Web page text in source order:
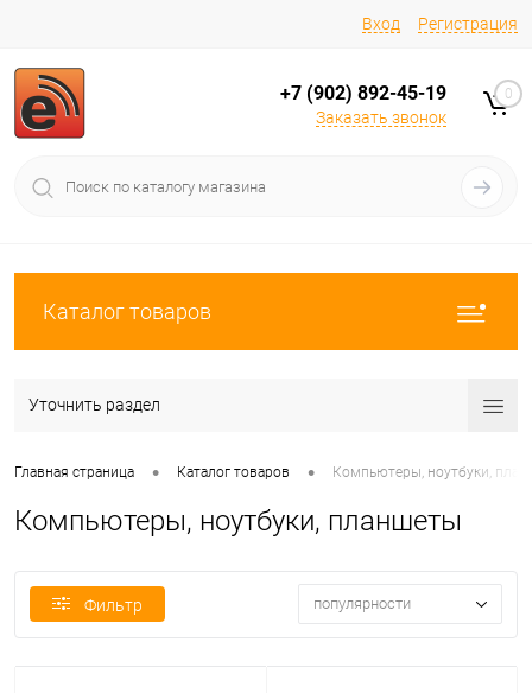
Вход Регистрация
+7 (902) 892-45-19
Заказать звонок
0
Каталог товаров
Уточнить раздел
Главная страница • Каталог товаров • Компьютеры, ноутбуки,
Компьютеры, ноутбуки, планшеты
Фильтр популярности